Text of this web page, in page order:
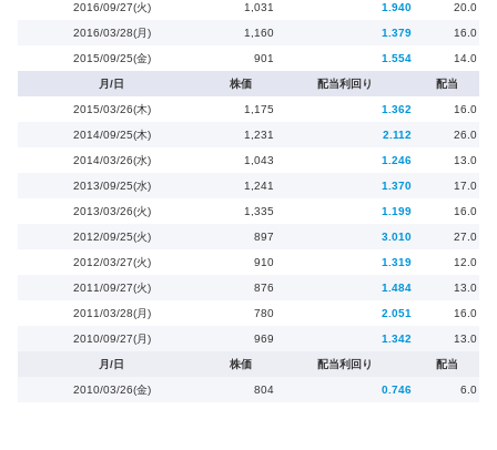
2016/09/27(火) 1,031 1.940 20.0
2016/03/28(月) 1,160 1.379 16.0
2015/09/25(金) 901 1.554 14.0
月/日 株価 配当利回り 配当
2015/03/26(木) 1,175 1.362 16.0
2014/09/25(木) 1,231 2.112 26.0
2014/03/26(水) 1,043 1.246 13.0
2013/09/25(水) 1,241 1.370 17.0
2013/03/26(火) 1,335 1.199 16.0
2012/09/25(火) 897 3.010 27.0
2012/03/27(火) 910 1.319 12.0
2011/09/27(火) 876 1.484 13.0
2011/03/28(月) 780 2.051 16.0
2010/09/27(月) 969 1.342 13.0
月/日 株価 配当利回り 配当
2010/03/26(金) 804 0.746 6.0